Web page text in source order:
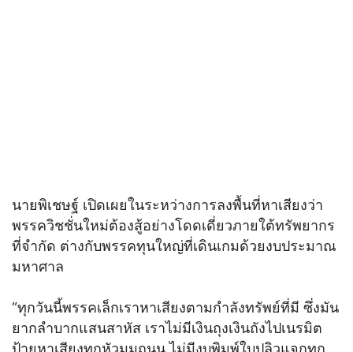
นายพิเชษฐ์ เปิดเผยในระหว่างการลงพื้นที่หาเสียงว่า
พรรควิชชั่นใหม่ต้องสู้อย่างโดดเดี่ยวภายใต้ทรัพยากร
ที่จำกัด ต่างกับพรรคทุนใหญ่ที่เดินเกมด้วยงบประมาณ
มหาศาล
“ทุกวันนี้พรรคเล็กเราหาเสียงตามกำลังทรัพย์ที่มี ซึ่งมัน
ยากลำบากแสนสาหัส เราไม่มีเงินถุงเงินถังไปเนรมิต